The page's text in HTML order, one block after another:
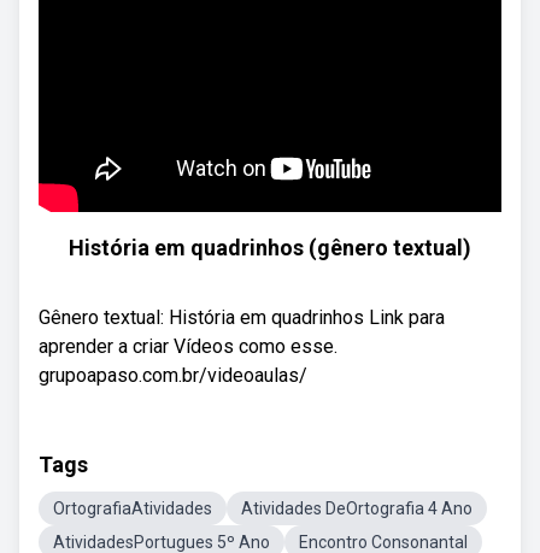
História em quadrinhos (gênero textual)
Gênero textual: História em quadrinhos Link para
aprender a criar Vídeos como esse.
grupoapaso.com.br/videoaulas/
Tags
OrtografiaAtividades
Atividades DeOrtografia 4 Ano
AtividadesPortugues 5º Ano
Encontro Consonantal